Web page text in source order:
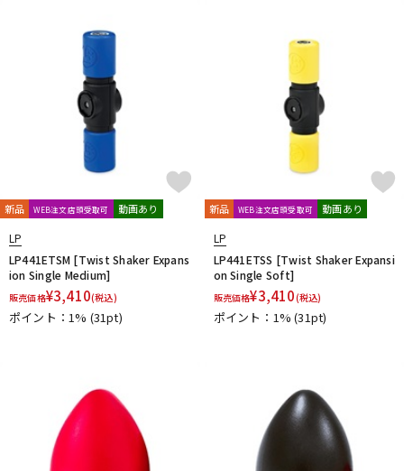
新品 WEB注文店頭受取可 動画あり
LP
LP441ETSM [Twist Shaker Expans
ion Single Medium]
販売価格¥3,410(税込)
ポイント：1% (31pt)
新品 WEB注文店頭受取可 動画あり
LP
LP441ETSS [Twist Shaker Expansi
on Single Soft]
販売価格¥3,410(税込)
ポイント：1%(31pt)